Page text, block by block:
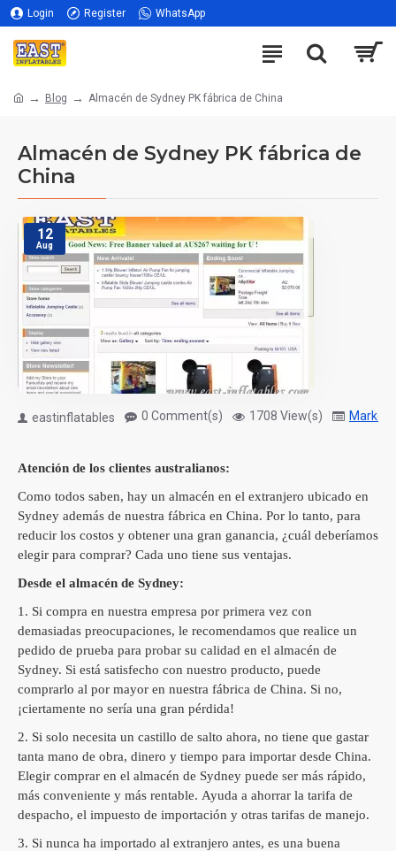
Login Register WhatsApp
Blog Almacén de Sydney PK fábrica de China
Almacén de Sydney PK fábrica de
China
12
Aug
eastinflatables 0 Comment(s) 1708 View(s)
Atención de los clientes australianos:
Como todos saben, hay un almacén en el extranjero ubicado en
Sydney además de nuestra fábrica en China. Por lo tanto, para
reducir los costos y obtener una gran ganancia, ¿cuál deberíamos
elegir para comprar? Cada uno tiene sus ventajas.
Desde el almacén de Sydney:
1. Si compra en nuestra empresa por primera vez con
demasiadas preocupaciones, le recomendamos que realice un
pedido de prueba para probar su calidad en el almacén de
Sydney. Si está satisfecho con nuestro producto, puede
comprarlo al por mayor en nuestra fábrica de China. Si no,
¡ciertamente no sería una gran pérdida!
2. Si solo necesita un castillo de salto ahora, no tiene que gastar
tanta mano de obra, dinero y tiempo para importar desde China.
Elegir comprar en el almacén de Sydney puede ser más rápido,
más conveniente y más rentable. Ayuda a ahorrar la tarifa de
despacho, el impuesto de importación y otras tarifas de manejo.
3. Si nunca ha importado al extranjero antes, es una buena